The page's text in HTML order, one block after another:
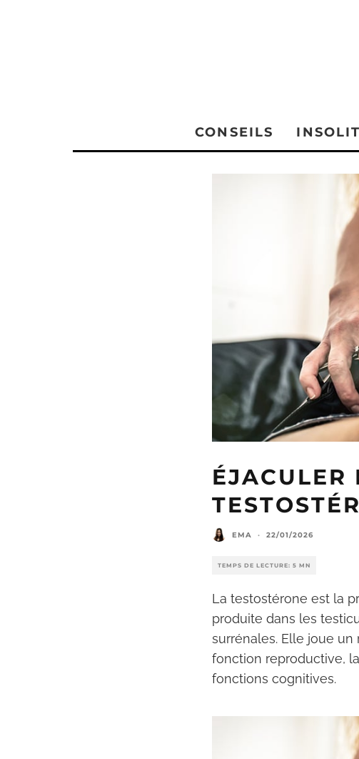
CONSEILS
ÉJACULER
EMA · 22/01/2026
TEMPS DE LECTURE: 5 MN
La testostérone est la
produite dans les
surrénales. Elle joue
fonction reproductive,
fonctions cognitives.